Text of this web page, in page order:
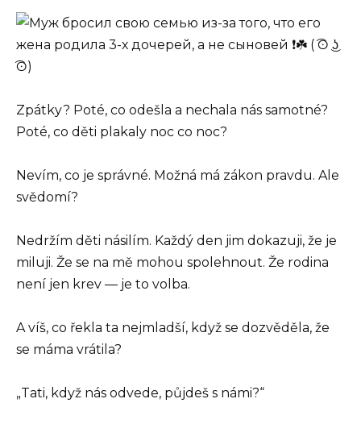
Zpátky? Poté, co odešla a nechala nás samotné?
Poté, co děti plakaly noc co noc?
Nevím, co je správné. Možná má zákon pravdu. Ale
svědomí?
Nedržím děti násilím. Každý den jim dokazuji, že je
miluji. Že se na mě mohou spolehnout. Že rodina
není jen krev — je to volba.
A víš, co řekla ta nejmladší, když se dozvěděla, že
se máma vrátila?
„Tati, když nás odvede, půjdeš s námi?“